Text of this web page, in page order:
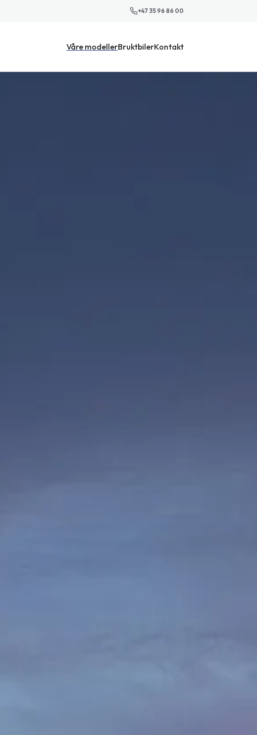
+47 35 96 86 00
Våre modellerBruktbilerKontakt